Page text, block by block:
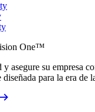
One™
asegure su empresa
para la era de